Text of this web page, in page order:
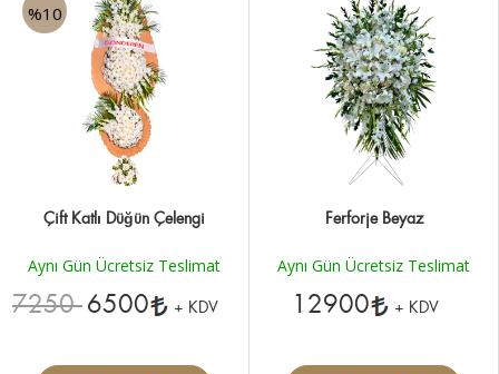
%10
Çift Katlı Düğün Çelengi
Aynı Gün Ücretsiz Teslimat
72506500 + KDV
Ferforje Beyaz
Aynı Gün Ücretsiz Teslimat
12900 + KDV